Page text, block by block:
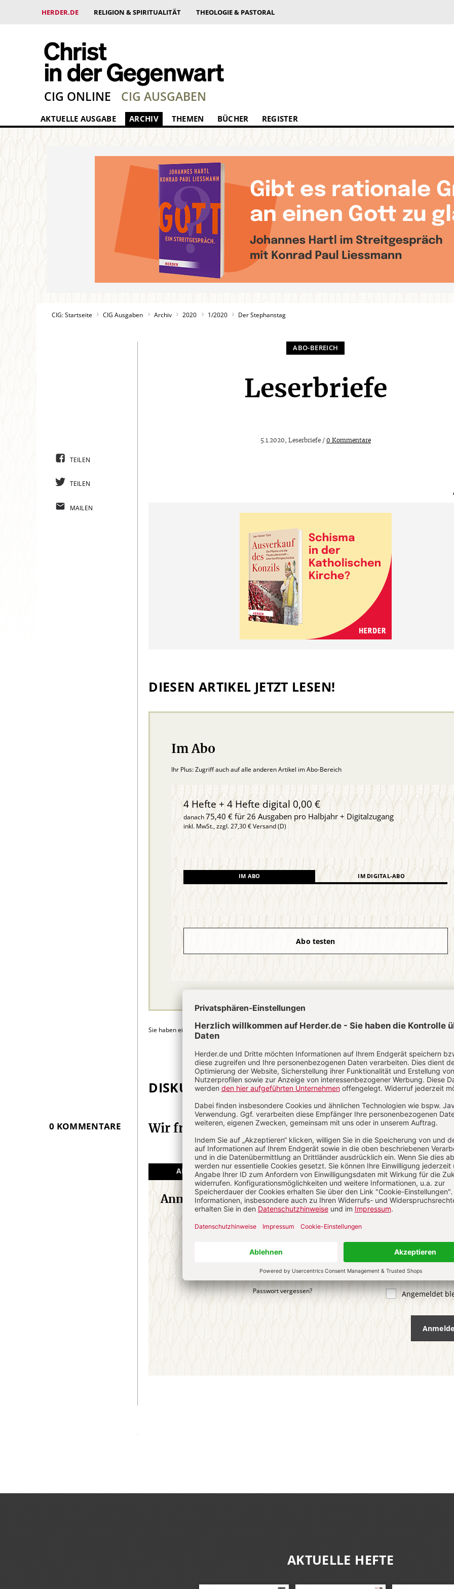
HERDER.DE RELIGION & SPIRITUALITÄT THEOLOGIE & PASTORAL
CIG ONLINE CIG AUSGABEN
AKTUELLE AUSGABE ARCHIV THEMEN BÜCHER REGISTER
CIG: Startseite CIG Ausgaben Archiv 2020 1/2020 Der Stephanstag
Leserbriefe
5.1.2020, Leserbriefe / 0 Kommentare
DIESEN ARTIKEL JETZT LESEN!
Im Abo
Ihr Plus: Zugriff auch auf alle anderen Artikel im Abo-Bereich
4 Hefte + 4 Hefte digital 0,00 €
danach75,40 € für 26 Ausgaben pro Halbjahr + Digitalzugang
inkl. MwSt., zzgl. 27,30 € Versand (D)
IM ABO IM DIGITAL-ABO
Abo testen
Sie haben ein Abonnement?Anmelden
TEILEN
TEILEN
MAILEN
Infos
DISKUSSION
0 KOMMENTARE Wir freuen uns über Ihren Kommentar
ANGEMELDET KOMMENTIEREN ALS GAST KOMMENTIEREN
Anmeldung
E-Mail*
Passwort vergessen? Angemeldet
AKTUELLE HEFTE